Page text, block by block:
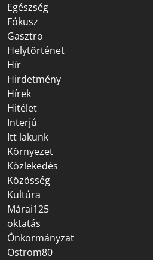
Egészség
Fókusz
Gasztro
Helytörténet
Hír
Hirdetmény
Hírek
Hitélet
Interjú
Itt lakunk
Környezet
Közlekedés
Közösség
Kultúra
Márai125
oktatás
Önkormányzat
Ostrom80